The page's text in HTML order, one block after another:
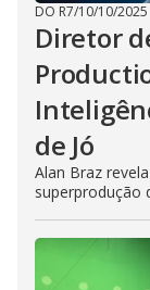
DO R7/10/10/2025
Diretor
de Jó
Alan Braz
superprodução